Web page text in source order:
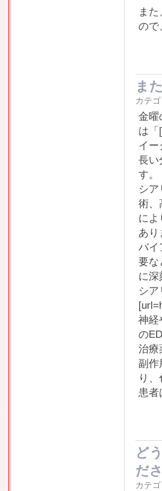
ま
ので
ま
カテ
金曜
は「
イー
長い
す。
シ
術、
によ
あり
バイ
要な
に深
シア
神経
の
治療
副作
り
患者
ど
だ
カテ